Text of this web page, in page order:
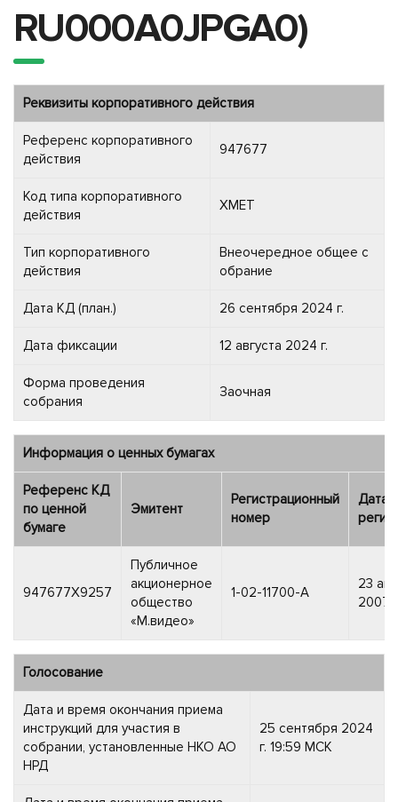
RU000A0JPGA0)
Реквизиты корпоративного действия
Референс корпоративного
действия
947677
Код типа корпоративного
действия
XMET
Тип корпоративного
действия
Внеочередное общее с
обрание
Дата КД (план.) 26 сентября 2024 г.
Дата фиксации 12 августа 2024 г.
Форма проведения
собрания
Заочная
Информация о ценных бумагах
Референс КД
по ценной
бумаге
Эмитент
Регистрационный
номер
Дата
947677X9257
Публичное
акционерное
общество
«М.видео»
1-02-11700-A
23
2007
Голосование
Дата и время окончания приема
инструкций для участия в
собрании, установленные НКО АО
НРД
25 сентября 2024
г. 19:59 МСК